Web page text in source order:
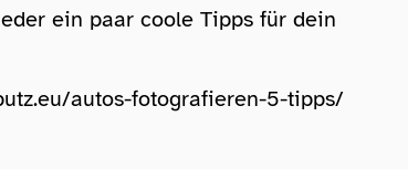
ein paar coole Tipps für dein
autos-fotografieren-5-tipps/